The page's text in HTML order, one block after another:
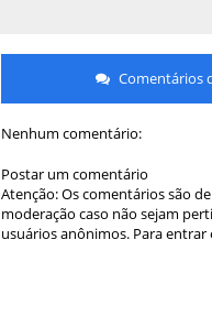
Comentários
Nenhum comentário:
Postar um comentário
Atenção: Os comentários são
moderação caso não sejam
usuários anônimos. Para